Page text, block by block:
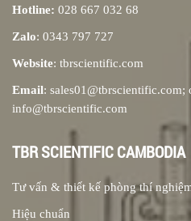
Hotline: 028 667 032 68
Zalo: 0343 797 727
Website: tbrscientific.com
Email:
info@tbrscientific.com
TBR SCIENTIFIC CAMBODIA
Tư vấn & thiết kế phòng thí
Hiệu chuẩn